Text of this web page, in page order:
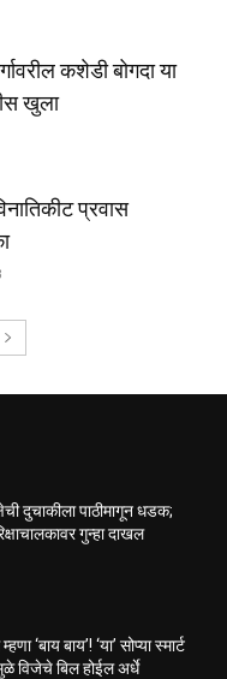
दुचाकीला पाठीमागून धडक;
गुन्हा दाखल
‘बाय बाय’! ‘या’ सोप्या स्मार्ट
विजेचे बिल होईल अर्धे